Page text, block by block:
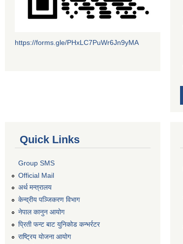
https://forms.gle/PHxLC7PuWr6Jn9yMA
Quick Links
Group SMS
Official Mail
अर्थ मन्त्रालय
केन्द्रीय पञ्जिकरण विभाग
नेपाल कानुन आयोग
प्रिती फन्ट बाट युनिकोड कन्भर्रटर
राष्ट्रिय योजना आयोग